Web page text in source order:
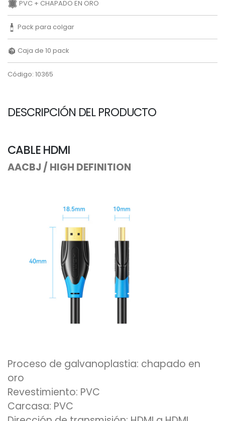
PVC + CHAPADO EN ORO
Pack para colgar
Caja de 10 pack
Código: 10365
DESCRIPCIÓN DEL PRODUCTO
CABLE HDMI
AACBJ / HIGH DEFINITION
Proceso de galvanoplastia: chapado en
oro
Revestimiento: PVC
Carcasa: PVC